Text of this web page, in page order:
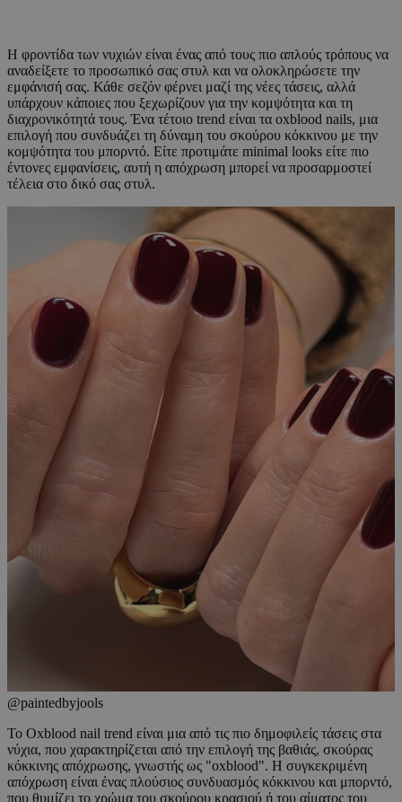
Η φροντίδα των νυχιών είναι ένας από τους πιο απλούς τρόπους να
αναδείξετε το προσωπικό σας στυλ και να ολοκληρώσετε την
εμφάνισή σας. Κάθε σεζόν φέρνει μαζί της νέες τάσεις, αλλά
υπάρχουν κάποιες που ξεχωρίζουν για την κομψότητα και τη
διαχρονικότητά τους. Ένα τέτοιο trend είναι τα oxblood nails, μια
επιλογή που συνδυάζει τη δύναμη του σκούρου κόκκινου με την
κομψότητα του μπορντό. Είτε προτιμάτε minimal looks είτε πιο
έντονες εμφανίσεις, αυτή η απόχρωση μπορεί να προσαρμοστεί
τέλεια στο δικό σας στυλ.
@paintedbyjools
Το Oxblood nail trend είναι μια από τις πιο δημοφιλείς τάσεις στα
νύχια, που χαρακτηρίζεται από την επιλογή της βαθιάς, σκούρας
κόκκινης απόχρωσης, γνωστής ως "oxblood". Η συγκεκριμένη
απόχρωση είναι ένας πλούσιος συνδυασμός κόκκινου και μπορντό,
που θυμίζει το χρώμα του σκούρου κρασιού ή του αίματος του